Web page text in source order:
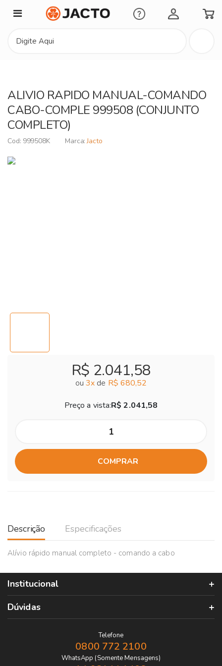
Minha Conta
ALIVIO RAPIDO MANUAL-COMANDO
CABO-COMPLE 999508 (CONJUNTO
COMPLETO)
999508K Jacto
R$ 2.041,58
ou 3x de R$ 680,52
Preço a vista:R$ 2.041,58
COMPRAR
Descrição Especificações
Alívio rápido manual completo - comando a cabo
Institucional
Dúvidas
Telefone
0800 772 2100
WhatsApp (Somente Mensagens)